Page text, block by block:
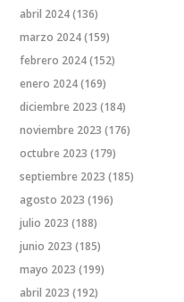
abril 2024(136)
marzo 2024(159)
febrero 2024(152)
enero 2024(169)
diciembre 2023 (184)
noviembre 2023 (176)
octubre 2023 (179)
septiembre 2023 (185)
agosto 2023 (196)
julio 2023 (188)
junio 2023 (185)
mayo 2023 (199)
abril 2023 (192)